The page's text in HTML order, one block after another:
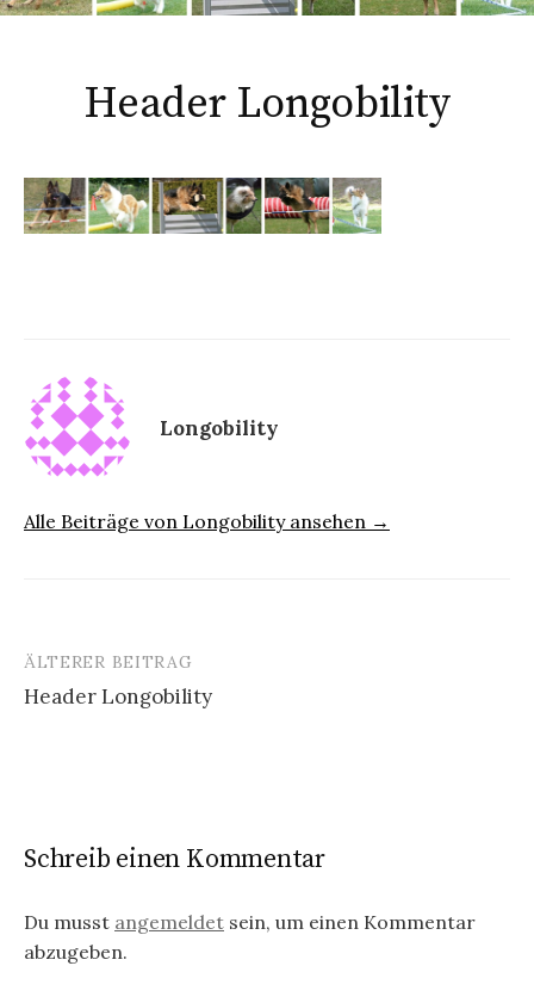
Header Longobility
Longobility
Alle Beiträge von Longobility ansehen →
Beitrags-
Navigation
ÄLTERER BEITRAG
Header Longobility
Schreib einen Kommentar
Du musst angemeldet sein, um einen Kommentar
abzugeben.